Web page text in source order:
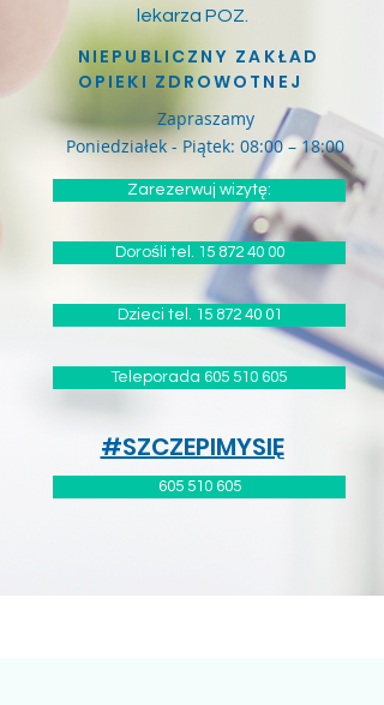
lekarza POZ.
NIEPUBLICZNY ZAKŁAD
OPIEKI ZDROWOTNEJ
Zapraszamy
Poniedziałek - Piątek: 08:00 – 18:00
Zarezerwuj wizytę:
Dorośli tel. 15 872 40 00
Dzieci tel. 15 872 40 01
Teleporada 605 510 605
#SZCZEPIMYSIĘ
605 510 605